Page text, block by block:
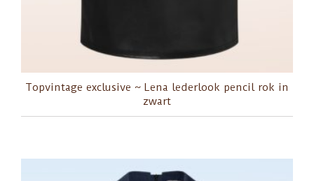
Topvintage exclusive ~ Lena lederlook pencil rok in
zwart